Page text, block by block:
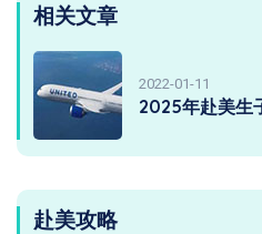
相关文章
2022-01-11
2025年赴美生
赴美攻略